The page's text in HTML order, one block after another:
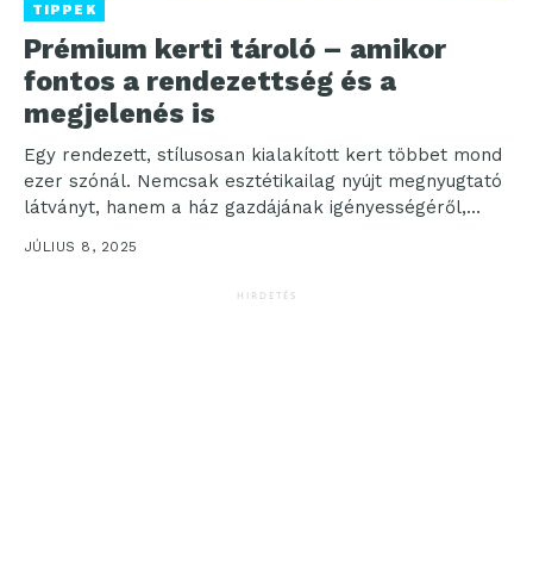
TIPPEK
Prémium kerti tároló – amikor
fontos a rendezettség és a
megjelenés is
Egy rendezett, stílusosan kialakított kert többet mond
ezer szónál. Nemcsak esztétikailag nyújt megnyugtató
látványt, hanem a ház gazdájának igényességéről,
rendszerszeretetéről is árulkodik. Ám...
JÚLIUS 8, 2025
HIRDETÉS